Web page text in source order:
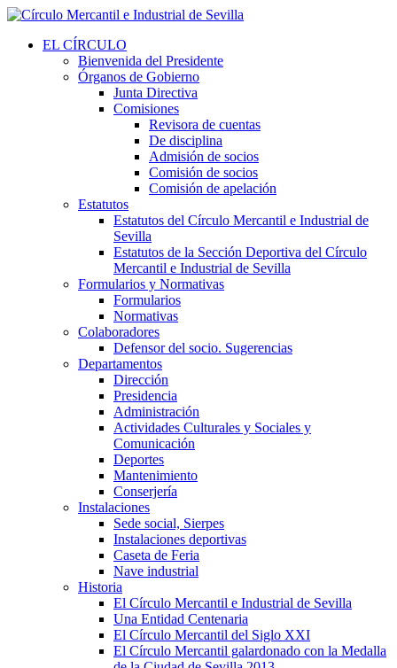
EL CÍRCULO
Bienvenida del Presidente
Órganos de Gobierno
Junta Directiva
Comisiones
Revisora de cuentas
De disciplina
Admisión de socios
Comisión de socios
Comisión de apelación
Estatutos
Estatutos del Círculo Mercantil e Industrial de
Sevilla
Estatutos de la Sección Deportiva del Círculo
Mercantil e Industrial de Sevilla
Formularios y Normativas
Formularios
Normativas
Colaboradores
Defensor del socio. Sugerencias
Departamentos
Dirección
Presidencia
Administración
Actividades Culturales y Sociales y
Comunicación
Deportes
Mantenimiento
Conserjería
Instalaciones
Sede social, Sierpes
Instalaciones deportivas
Caseta de Feria
Nave industrial
Historia
El Círculo Mercantil e Industrial de Sevilla
Una Entidad Centenaria
El Círculo Mercantil del Siglo XXI
El Círculo Mercantil galardonado con la Medalla